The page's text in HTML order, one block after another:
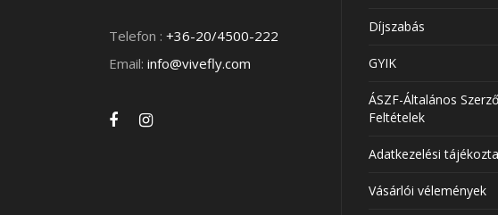
Telefon : +36-20/4500-222
Email: info@vivefly.com
Díjszabás
GYIK
ÁSZF-Általános
Feltételek
Adatkezelési
Vásárlói vélemények